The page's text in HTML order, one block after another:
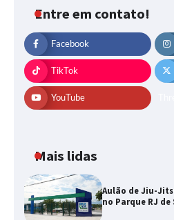
Entre em contato!
Facebook
TikTok
YouTube
Mais lidas
Aulão de Jiu-
no Parque RJ de